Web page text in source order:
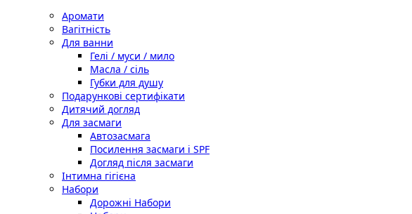
Аромати
Вагітність
Для ванни
Гелі / муси / мило
Масла / сіль
Губки для душу
Подарункові сертифікати
Дитячий догляд
Для засмаги
Автозасмага
Посилення засмаги і SPF
Догляд після засмаги
Інтимна гігієна
Набори
Дорожні Набори